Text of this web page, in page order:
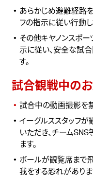
あらかじめ避難経路
フの指示に従い行動し
その他キヤノンスポー
示に従い、安全な試
す。
試合観戦中の
試合中の動画撮影を
イーグルススタッフ
いただき、チーム
ます。
ボールが観覧席まで
我をする恐れがありま